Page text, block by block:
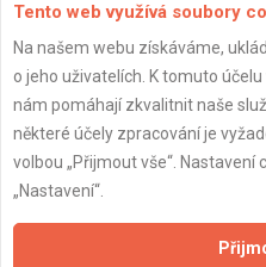
Naše firmy
Zpracování a
Tento web využívá soubory
Na našem webu získáváme,
o jeho uživatelích. K tomuto
nám pomáhají zkvalitnit naše
některé účely zpracování je
volbou „Přijmout vše“.
„Nastavení“.